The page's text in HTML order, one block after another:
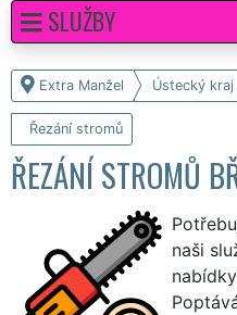
Extra Manžel Ústecký kraj
Řezání stromů
ŘEZÁNÍ STROMŮ
naši
SLUŽBY